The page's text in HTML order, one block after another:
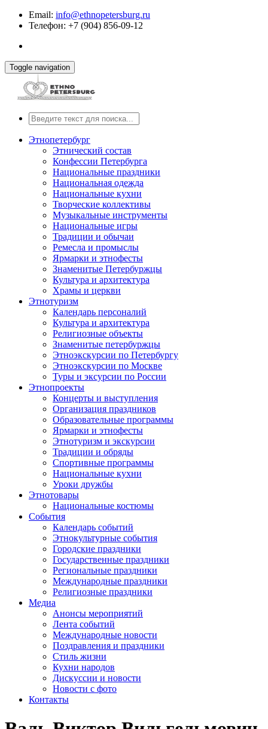
Email: info@ethnopetersburg.ru
Телефон: +7 (904) 856-09-12
Toggle navigation
Этнопетербург
Этнический состав
Конфессии Петербурга
Национальные праздники
Национальная одежда
Национальные кухни
Творческие коллективы
Музыкальные инструменты
Национальные игры
Традиции и обычаи
Ремесла и промыслы
Ярмарки и этнофесты
Знаменитые Петербуржцы
Культура и архитектура
Храмы и церкви
Этнотуризм
Календарь персоналий
Культура и архитектура
Религиозные объекты
Знаменитые петербуржцы
Этноэкскурсии по Петербургу
Этноэкскурсии по Москве
Туры и эксурсии по России
Этнопроекты
Концерты и выступления
Организация праздников
Образовательные программы
Ярмарки и этнофесты
Этнотуризм и экскурсии
Традиции и обряды
Спортивные программы
Национальные кухни
Уроки дружбы
Этнотовары
Национальные костюмы
События
Календарь событий
Этнокультурные события
Городские праздники
Государственные праздники
Региональные праздники
Международные праздники
Религиозные праздники
Медиа
Анонсы мероприятий
Лента событий
Международные новости
Поздравления и праздники
Cтиль жизни
Кухни народов
Дискуссии и новости
Новости с фото
Контакты